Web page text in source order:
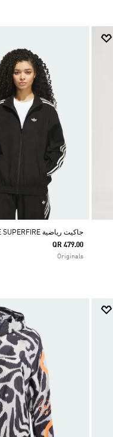
جاكيت رياضية SKATEBOARDING VINTAGE SUPERFIRE
QR 479.00
Originals